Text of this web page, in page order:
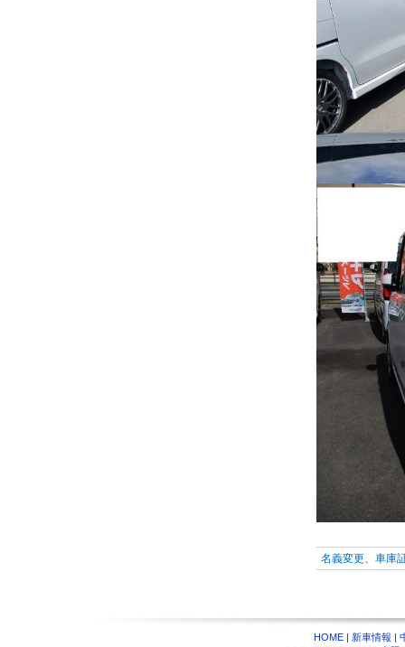
名義変更、車庫
HOME| 新車情報 |